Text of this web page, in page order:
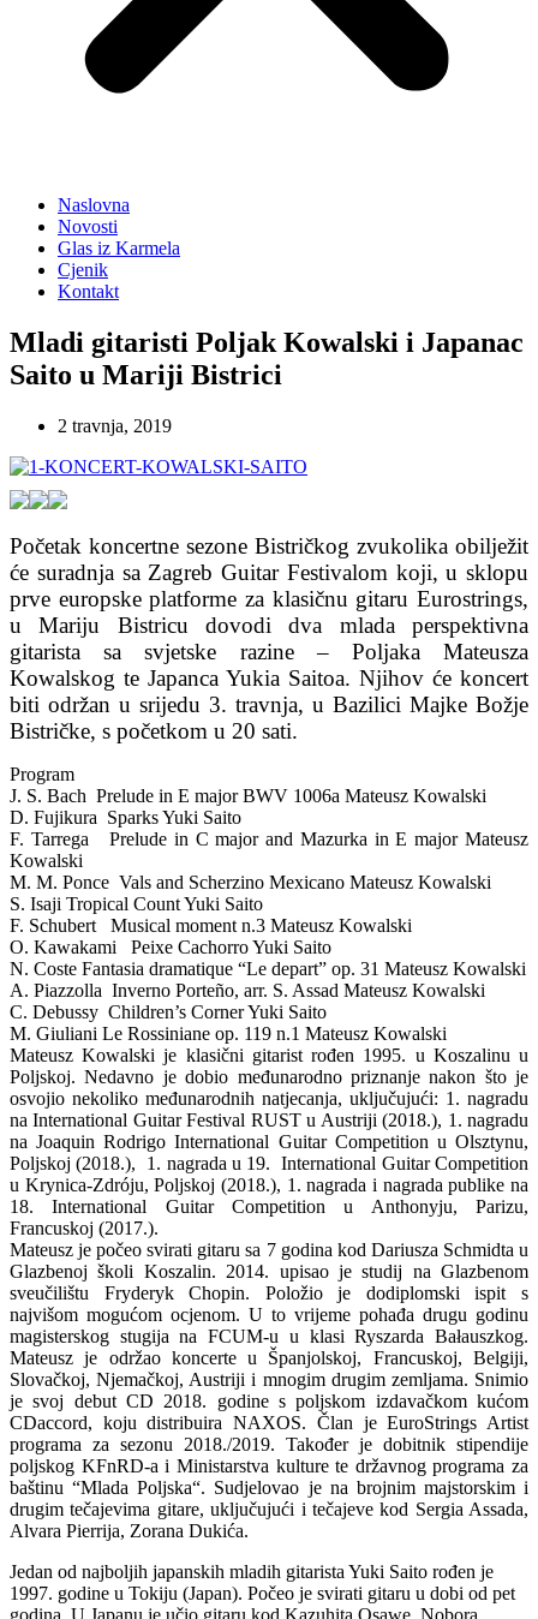
Naslovna
Novosti
Glas iz Karmela
Cjenik
Kontakt
Mladi gitaristi Poljak Kowalski i Japanac
Saito u Mariji Bistrici
2 travnja, 2019
Početak koncertne sezone Bistričkog zvukolika obilježit
će suradnja sa Zagreb Guitar Festivalom koji, u sklopu
prve europske platforme za klasičnu gitaru Eurostrings,
u Mariju Bistricu dovodi dva mlada perspektivna
gitarista sa svjetske razine – Poljaka Mateusza
Kowalskog te Japanca Yukia Saitoa. Njihov će koncert
biti održan u srijedu 3. travnja, u Bazilici Majke Božje
Bistričke, s početkom u 20 sati.
Program
J. S. Bach Prelude in E major BWV 1006a Mateusz Kowalski
D. Fujikura Sparks Yuki Saito
F. Tarrega Prelude in C major and Mazurka in E major Mateusz
Kowalski
M. M. Ponce Vals and Scherzino Mexicano Mateusz Kowalski
S. Isaji Tropical Count Yuki Saito
F. Schubert Musical moment n.3 Mateusz Kowalski
O. Kawakami Peixe Cachorro Yuki Saito
N. Coste Fantasia dramatique “Le depart” op. 31 Mateusz Kowalski
A. Piazzolla Inverno Porteño, arr. S. Assad Mateusz Kowalski
C. Debussy Children’s Corner Yuki Saito
M. Giuliani Le Rossiniane op. 119 n.1 Mateusz Kowalski
Mateusz Kowalski je klasični gitarist rođen 1995. u Koszalinu u
Poljskoj. Nedavno je dobio međunarodno priznanje nakon što je
osvojio nekoliko međunarodnih natjecanja, uključujući: 1. nagradu
na International Guitar Festival RUST u Austriji (2018.), 1. nagradu
na Joaquin Rodrigo International Guitar Competition u Olsztynu,
Poljskoj (2018.), 1. nagrada u 19. International Guitar Competition
u Krynica-Zdróju, Poljskoj (2018.), 1. nagrada i nagrada publike na
18. International Guitar Competition u Anthonyju, Parizu,
Francuskoj (2017.).
Mateusz je počeo svirati gitaru sa 7 godina kod Dariusza Schmidta u
Glazbenoj školi Koszalin. 2014. upisao je studij na Glazbenom
sveučilištu Fryderyk Chopin. Položio je dodiplomski ispit s
najvišom mogućom ocjenom. U to vrijeme pohađa drugu godinu
magisterskog stugija na FCUM-u u klasi Ryszarda Bałauszkog.
Mateusz je održao koncerte u Španjolskoj, Francuskoj, Belgiji,
Slovačkoj, Njemačkoj, Austriji i mnogim drugim zemljama. Snimio
je svoj debut CD 2018. godine s poljskom izdavačkom kućom
CDaccord, koju distribuira NAXOS. Član je EuroStrings Artist
programa za sezonu 2018./2019. Također je dobitnik stipendije
poljskog KFnRD-a i Ministarstva kulture te državnog programa za
baštinu “Mlada Poljska“. Sudjelovao je na brojnim majstorskim i
drugim tečajevima gitare, uključujući i tečajeve kod Sergia Assada,
Alvara Pierrija, Zorana Dukića.
Jedan od najboljih japanskih mladih gitarista Yuki Saito rođen je
1997. godine u Tokiju (Japan). Počeo je svirati gitaru u dobi od pet
godina. U Japanu je učio gitaru kod Kazuhita Osawe, Nobora